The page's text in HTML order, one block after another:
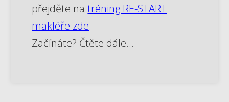
přejděte natréning RE-START
makléře zde.
Začínáte? Čtěte dále...